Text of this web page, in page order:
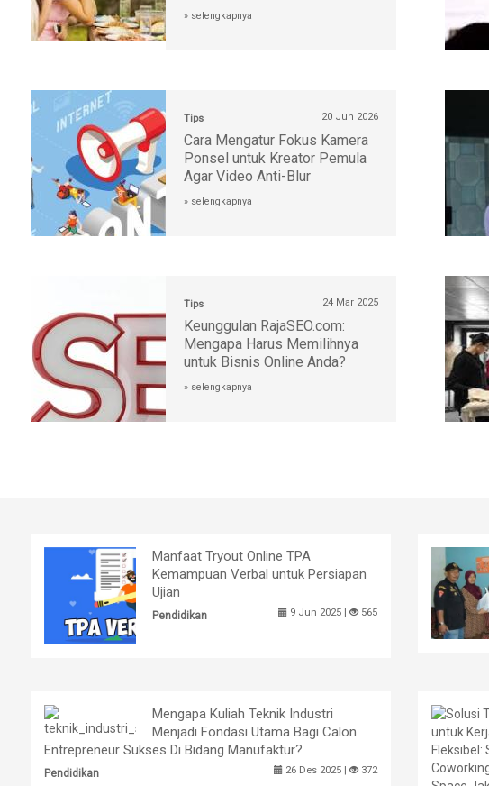
» selengkapnya
Tips 20 Jun 2026
Cara Mengatur Fokus Kamera
Ponsel untuk Kreator Pemula
Agar Video Anti-Blur
» selengkapnya
Tips 24 Mar 2025
Keunggulan RajaSEO.com:
Mengapa Harus Memilihnya
untuk Bisnis Online Anda?
» selengkapnya
Manfaat Tryout Online TPA
Kemampuan Verbal untuk Persiapan
Ujian
Pendidikan 9 Jun 2025 | 565
Mengapa Kuliah Teknik Industri
Menjadi Fondasi Utama Bagi Calon
Entrepreneur Sukses Di Bidang Manufaktur?
Pendidikan 26 Des 2025 | 372